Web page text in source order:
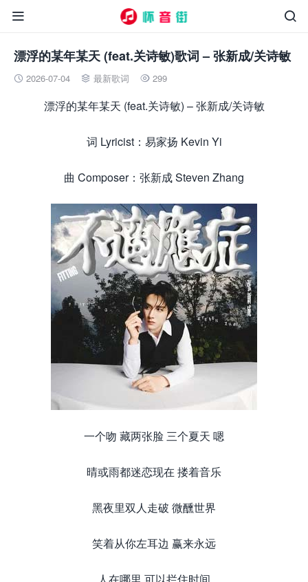


漂浮的某年某天 (feat.关诗敏)歌词 – 张新成/关诗敏
 2026-07-04  最新歌词  299
漂浮的某年某天 (feat.关诗敏) – 张新成/关诗敏
词 Lyricist：易家扬 Kevin Yi
曲 Composer：张新成 Steven Zhang
一个吻 藏两张脸 三个夏天 嗯
晴或雨都迷恋现在 搂着音乐
黑夜里双人走破 微醺世界
笑着从你左耳边 赢来永远